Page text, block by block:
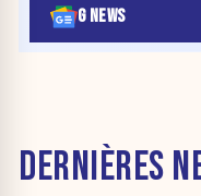
G NEWS
DERNIÈRES